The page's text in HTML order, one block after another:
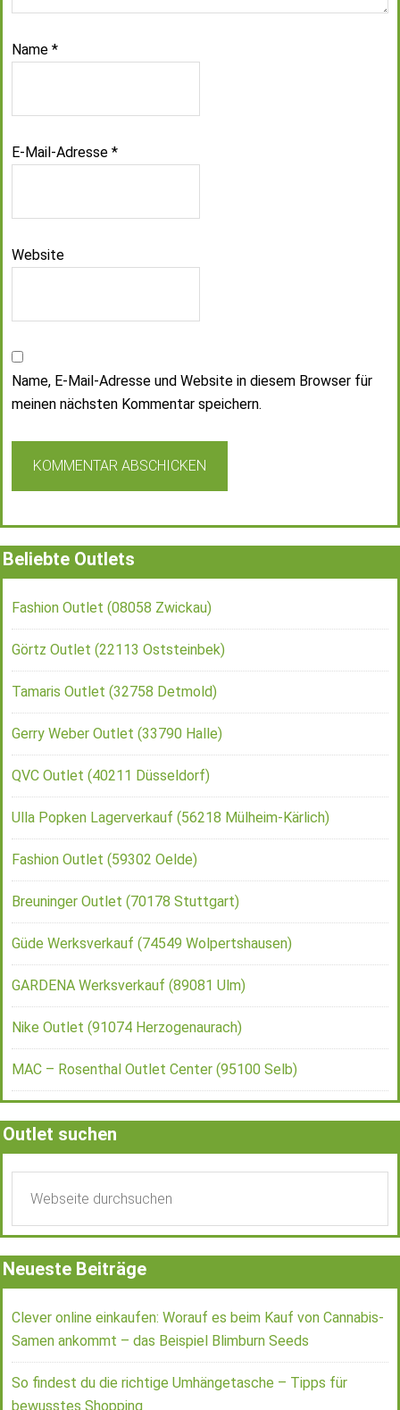
Name *
E-Mail-Adresse *
Website
Name, E-Mail-Adresse und Website in diesem Browser für
meinen nächsten Kommentar speichern.
Beliebte Outlets
Fashion Outlet (08058 Zwickau)
Görtz Outlet (22113 Oststeinbek)
Tamaris Outlet (32758 Detmold)
Gerry Weber Outlet (33790 Halle)
QVC Outlet (40211 Düsseldorf)
Ulla Popken Lagerverkauf (56218 Mülheim-Kärlich)
Fashion Outlet (59302 Oelde)
Breuninger Outlet (70178 Stuttgart)
Güde Werksverkauf (74549 Wolpertshausen)
GARDENA Werksverkauf (89081 Ulm)
Nike Outlet (91074 Herzogenaurach)
MAC – Rosenthal Outlet Center (95100 Selb)
Outlet suchen
Neueste Beiträge
Clever online einkaufen: Worauf es beim Kauf von Cannabis-
Samen ankommt – das Beispiel Blimburn Seeds
So findest du die richtige Umhängetasche – Tipps für
bewusstes Shopping